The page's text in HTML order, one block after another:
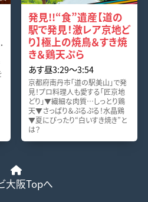
発見!!“食”遺産【道の
駅で発見！激レア京地ど
り】極上の焼鳥＆すき焼
き＆鶏天ぷら
あす昼3:29〜3:54
京都府南丹市「道の駅美山」で発
見！プロ料理人も愛する「匠京地
どり」▼繊細な肉質…しっとり鶏
天▼さっぱり＆ぷるぷる！水晶鶏
▼夏にぴったり“白いすき焼き”と
は？
大阪Topへ